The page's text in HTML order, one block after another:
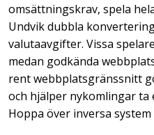
omsättningskrav, spela
Undvik dubbla
valutaavgifter. Vissa
medan godkända
rent webbplatsgränssnitt
och hjälper nykomlingar ta
Hoppa över inversa